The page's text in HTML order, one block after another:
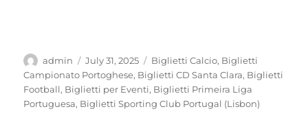
Author
admin
Posted
on
July 31, 2025 Categories
Biglietti Calcio, Biglietti
Campionato Portoghese, Biglietti CD Santa Clara, Biglietti
Football, Biglietti per Eventi, Biglietti Primeira Liga
Portuguesa, Biglietti Sporting Club Portugal (Lisbon)